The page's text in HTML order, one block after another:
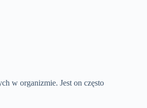
w organizmie. Jest on często